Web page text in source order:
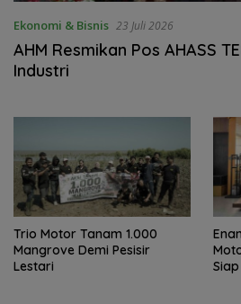
Ekonomi & Bisnis 23 Juli 2026
AHM Resmikan Pos AHASS
Industri
Trio Motor Tanam 1.000
Mangrove Demi Pesisir
Lestari